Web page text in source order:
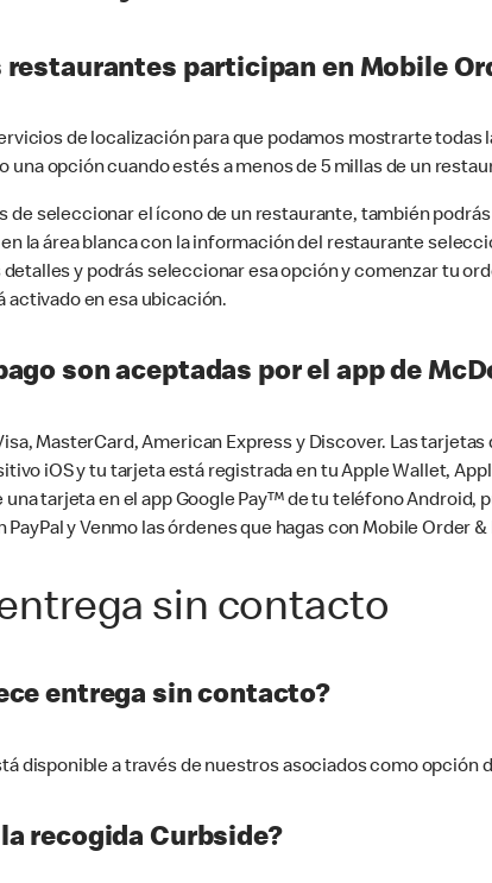
restaurantes participan en Mobile
de localización para que podamos mostrarte
una opción cuando estés a menos de 5 millas de un
de seleccionar el ícono de un restaurante, también
la área blanca con la información del restaurante
detalles y podrás seleccionar esa opción y comenzar tu
activado en esa ubicación.
son aceptadas por el app de
MasterCard, American Express y Discover. Las
iOS y tu tarjeta está registrada en tu Apple Wallet,
una tarjeta en el app Google Pay™ de tu teléfono
PayPal y Venmo las órdenes que hagas con Mobile Order &
sin contacto
entrega sin contacto?
disponible a través de nuestros asociados como opción
recogida Curbside?